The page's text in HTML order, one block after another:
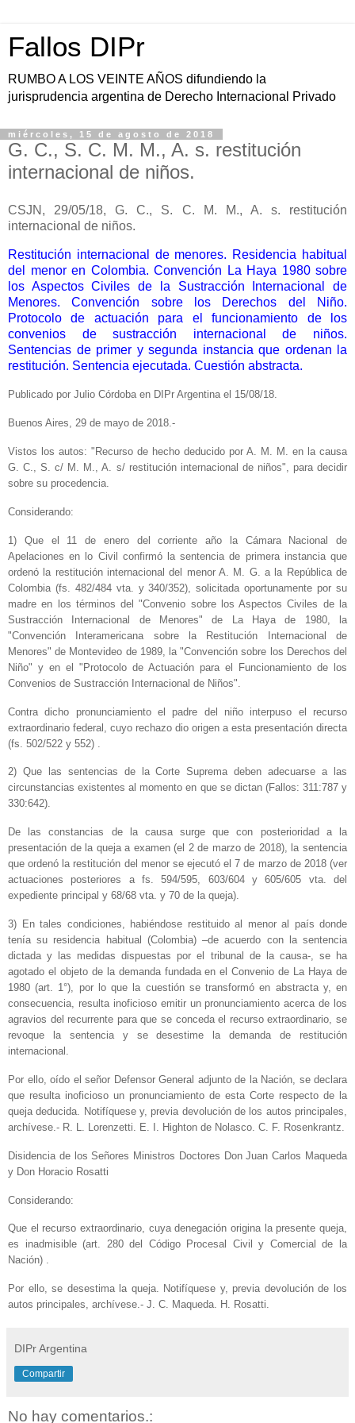
Fallos DIPr
RUMBO A LOS VEINTE AÑOS difundiendo la
jurisprudencia argentina de Derecho Internacional Privado
miércoles, 15 de agosto de 2018
G. C., S. C. M. M., A. s. restitución
internacional de niños.
CSJN, 29/05/18, G. C., S. C.
M. M., A. s. restitución
internacional de niños.
Restitución internacional de menores. Residencia habitual
del menor en Colombia. Convención La Haya 1980 sobre
los Aspectos Civiles de la Sustracción Internacional de
Menores. Convención sobre los Derechos del Niño.
Protocolo de actuación para el funcionamiento de los
convenios de sustracción internacional de niños.
Sentencias de primer y segunda instancia que ordenan la
restitución. Sentencia ejecutada. Cuestión abstracta.
Publicado por Julio Córdoba en DIPr Argentina el 15/08/18.
Buenos Aires, 29 de mayo de 2018.-
Vistos los autos: "Recurso de hecho deducido por A. M. M. en la causa
G. C., S. c/ M. M., A. s/ restitución internacional de niños", para decidir
sobre su procedencia.
Considerando:
1) Que el 11 de enero del corriente año la Cámara Nacional de
Apelaciones en lo Civil confirmó la sentencia de primera instancia que
ordenó la restitución internacional del menor A. M. G. a la República de
Colombia (fs. 482/484 vta. y 340/352), solicitada oportunamente por su
madre en los términos del "Convenio sobre los Aspectos Civiles de la
Sustracción Internacional de Menores" de La Haya de 1980, la
"Convención Interamericana sobre la Restitución Internacional de
Menores" de Montevideo de 1989, la "Convención sobre los Derechos del
Niño" y en el "Protocolo de Actuación para el Funcionamiento de los
Convenios de Sustracción Internacional de Niños".
Contra dicho pronunciamiento el padre del niño interpuso el recurso
extraordinario federal, cuyo rechazo dio origen a esta presentación directa
(fs. 502/522 y 552) .
2) Que las sentencias de la Corte Suprema deben adecuarse a las
circunstancias existentes al momento en que se dictan (Fallos: 311:787 y
330:642).
De las constancias de la causa surge que con posterioridad a la
presentación de la queja a examen (el 2 de marzo de 2018), la sentencia
que ordenó la restitución del menor se ejecutó el 7 de marzo de 2018 (ver
actuaciones posteriores a fs. 594/595, 603/604 y 605/605 vta. del
expediente principal y 68/68 vta. y 70 de la queja).
3) En tales condiciones, habiéndose restituido al menor al país donde
tenía su residencia habitual (Colombia) –de acuerdo con la sentencia
dictada y las medidas dispuestas por el tribunal de la causa-, se ha
agotado el objeto de la demanda fundada en el Convenio de La Haya de
1980 (art. 1°), por lo que la cuestión se transformó en abstracta y, en
consecuencia, resulta inoficioso emitir un pronunciamiento acerca de los
agravios del recurrente para que se conceda el recurso extraordinario, se
revoque la sentencia y se desestime la demanda de restitución
internacional.
Por ello, oído el señor Defensor General adjunto de la Nación, se declara
que resulta inoficioso un pronunciamiento de esta Corte respecto de la
queja deducida. Notifíquese y, previa devolución de los autos principales,
archívese.- R. L. Lorenzetti. E. I. Highton de Nolasco. C. F. Rosenkrantz.
Disidencia de los Señores Ministros Doctores Don Juan Carlos Maqueda
y Don Horacio Rosatti
Considerando:
Que el recurso extraordinario, cuya denegación origina la presente queja,
es inadmisible (art. 280 del Código Procesal Civil y Comercial de la
Nación) .
Por ello, se desestima la queja. Notifíquese y, previa devolución de los
autos principales, archívese.- J. C. Maqueda. H. Rosatti.
DIPr Argentina
Compartir
No hay comentarios.: